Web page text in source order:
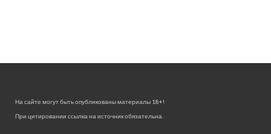
На сайте могут быть опубликованы материалы 18+!
При цитировании ссылка на источник обязательна.